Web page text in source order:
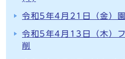
令和5年4月21日（金）
令和5年4月13日（木）
削